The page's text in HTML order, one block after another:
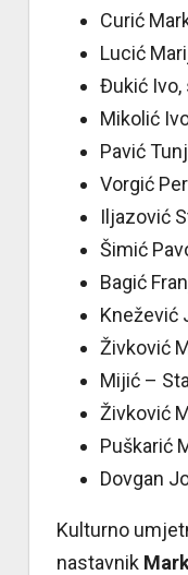
Curić
Lucić
Đukić Ivo,
Mikolić
Pavić
Vorgić
Iljazović
Šimić
Bagić
Knežević
Živković
Mijić –
Živković
Puškarić
Dovgan
Kulturno
nastavnik